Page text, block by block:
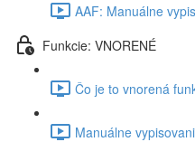
AAF: Manuálne
Funkcie: VNORENÉ
Čo je to vnorená
Manuálne